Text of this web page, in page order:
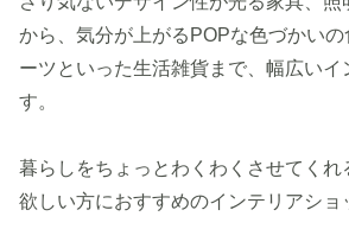
から、気分が上がるPOPな色づかい
ーツといった生活雑貨まで、幅広いイ
す。
暮らしをちょっとわくわくさせてくれ
欲しい方におすすめのインテリアショ